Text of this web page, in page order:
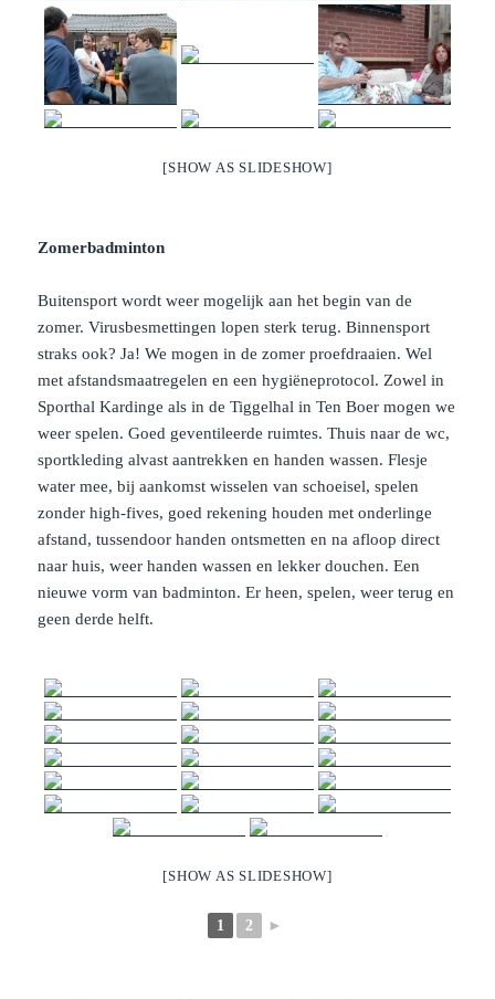
[SHOW AS SLIDESHOW]
Zomerbadminton
Buitensport wordt weer mogelijk aan het begin van de
zomer. Virusbesmettingen lopen sterk terug. Binnensport
straks ook? Ja! We mogen in de zomer proefdraaien. Wel
met afstandsmaatregelen en een hygiëneprotocol. Zowel in
Sporthal Kardinge als in de Tiggelhal in Ten Boer mogen we
weer spelen. Goed geventileerde ruimtes. Thuis naar de wc,
sportkleding alvast aantrekken en handen wassen. Flesje
water mee, bij aankomst wisselen van schoeisel, spelen
zonder high-fives, goed rekening houden met onderlinge
afstand, tussendoor handen ontsmetten en na afloop direct
naar huis, weer handen wassen en lekker douchen. Een
nieuwe vorm van badminton. Er heen, spelen, weer terug en
geen derde helft.
[SHOW AS SLIDESHOW]
1 2 ►